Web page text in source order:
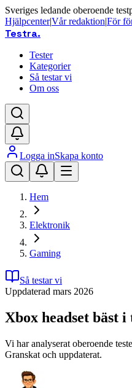
Sveriges ledande oberoende
Hjälpcenter|Vår redaktion|För
Testra.
Tester
Kategorier
Så testar vi
Om oss
Logga inSkapa konto
Hem
Elektronik
Gaming
Så testar vi
Uppdaterad mars 2026
Xbox headset bäst
Vi har analyserat oberoende
Granskat och uppdaterat.